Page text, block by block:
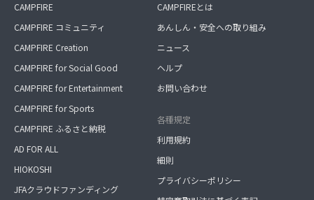
CAMPFIRE
CAMPFIRE コミュニティ
CAMPFIRE Creation
CAMPFIRE for Social Good
CAMPFIRE for Entertainment
CAMPFIRE for Sports
CAMPFIRE ふるさと納税
AD FOR ALL
HIOKOSHI
JFAクラウドファンディング
CAMPFIREとは
あんしん・安全への取り組み
ニュース
ヘルプ
お問い合わせ
各種規定
利用規約
細則
プライバシーポリシー